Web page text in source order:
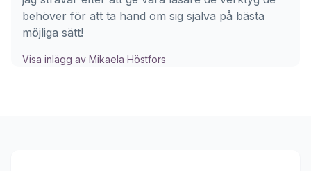
behöver för att ta hand om sig själva på bästa
möjliga sätt!
Visa inlägg av Mikaela Höstfors